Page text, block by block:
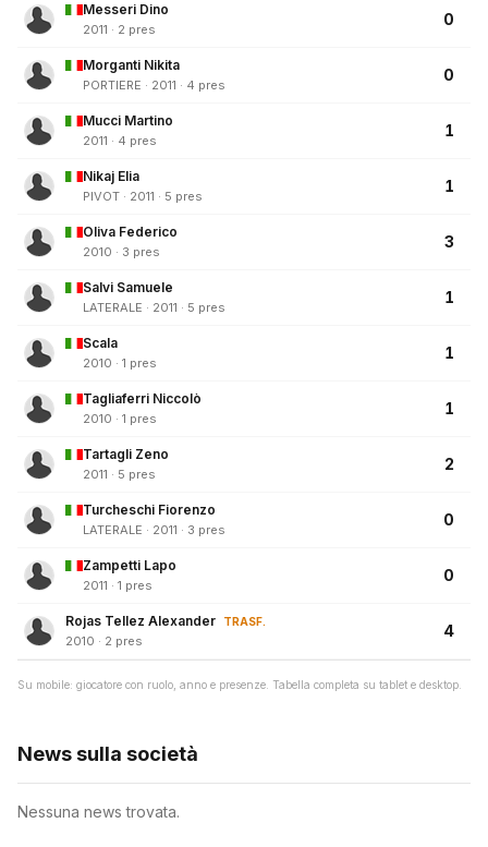
Messeri Dino
2011 · 2 pres
0
Morganti Nikita
PORTIERE · 2011 · 4 pres
0
Mucci Martino
2011 · 4 pres
1
Nikaj Elia
PIVOT · 2011 · 5 pres
1
Oliva Federico
2010 · 3 pres
3
Salvi Samuele
LATERALE · 2011 · 5 pres
1
Scala
2010 · 1 pres
1
Tagliaferri Niccolò
2010 · 1 pres
1
Tartagli Zeno
2011 · 5 pres
2
Turcheschi Fiorenzo
LATERALE · 2011 · 3 pres
0
Zampetti Lapo
2011 · 1 pres
0
Rojas Tellez Alexander TRASF.
2010 · 2 pres
4
Su mobile: giocatore con ruolo, anno e presenze. Tabella completa su tablet e desktop.
News sulla società
Nessuna news trovata.